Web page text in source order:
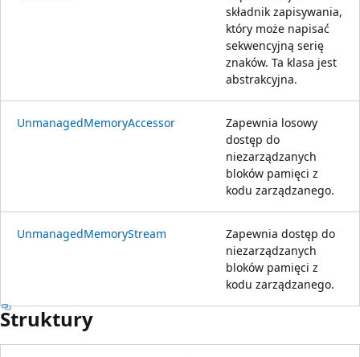
składnik zapisywania,
który może napisać
sekwencyjną serię
znaków. Ta klasa jest
abstrakcyjna.
UnmanagedMemoryAccessor
Zapewnia losowy
dostęp do
niezarządzanych
bloków pamięci z
kodu zarządzanego.
UnmanagedMemoryStream
Zapewnia dostęp do
niezarządzanych
bloków pamięci z
kodu zarządzanego.
Struktury